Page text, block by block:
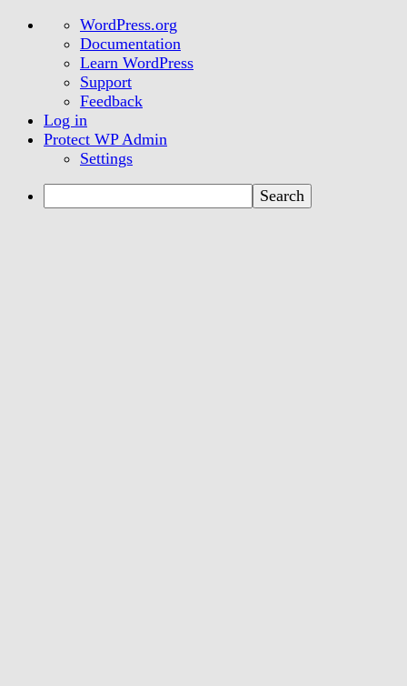
About
WordPress
WordPress.org
Documentation
Learn WordPress
Support
Feedback
Log in
Protect WP Admin
Settings
Search